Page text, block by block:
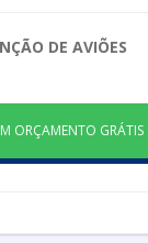
DE AVIÕES
ORÇAMENTO GRÁTIS